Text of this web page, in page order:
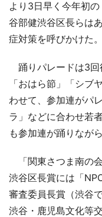
より3日早く今年初
谷部健渋谷区長らは
症対策を呼びかけた。
踊りパレードは3回
「おはら節」「シブ
わせて、参加連がパ
ラ」などに合わせ若
も参加連が踊りなが
「関東さつま南の
渋谷区長賞には「
審査委員長賞（渋谷
渋谷・鹿児島文化等